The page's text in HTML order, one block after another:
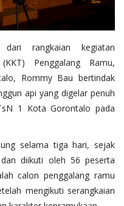
rangkaian kegiatan
Penggalang Ramu,
Rommy Bau bertindak
api yang digelar penuh
1 Kota Gorontalo pada
selama tiga hari, sejak
diikuti oleh 56 peserta
calon penggalang ramu
mengikuti serangkaian